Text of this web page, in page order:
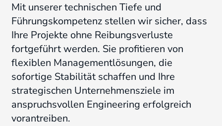
Mit unserer technischen Tiefe und
Führungskompetenz stellen wir sicher, dass
Ihre Projekte ohne Reibungsverluste
fortgeführt werden. Sie profitieren von
flexiblen Managementlösungen, die
sofortige Stabilität schaffen und Ihre
strategischen Unternehmensziele im
anspruchsvollen Engineering erfolgreich
vorantreiben.